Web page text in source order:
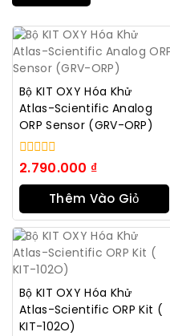
Bộ KIT OXY Hóa Khử
Atlas-Scientific Analog
ORP Sensor (GRV-ORP)
0
trong
số
2.790.000 ₫
Thêm Vào Giỏ
Hàng
Bộ KIT OXY Hóa Khử
Atlas-Scientific ORP Kit (
KIT-102O)